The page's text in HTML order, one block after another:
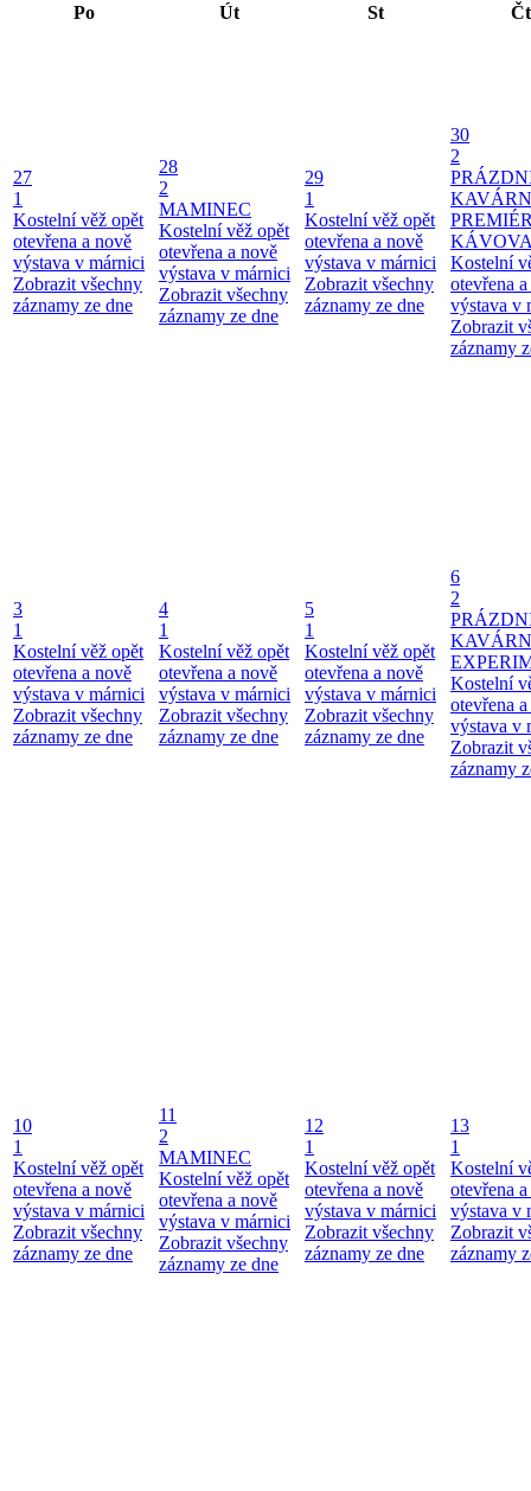
Po
Út St Čt
27
1
Kostelní věž opět
otevřena a nově
výstava v márnici
Zobrazit všechny
záznamy ze dne
28
2
MAMINEC
Kostelní věž opět
otevřena a nově
výstava v márnici
Zobrazit všechny
záznamy ze dne
29
1
Kostelní věž opět
otevřena a nově
výstava v márnici
Zobrazit všechny
záznamy ze dne
30
2
Kostelní
otevřena
výstava v
Zobrazit
záznamy
3
1
Kostelní věž opět
otevřena a nově
výstava v márnici
Zobrazit všechny
záznamy ze dne
4
1
Kostelní věž opět
otevřena a nově
výstava v márnici
Zobrazit všechny
záznamy ze dne
5
1
Kostelní věž opět
otevřena a nově
výstava v márnici
Zobrazit všechny
záznamy ze dne
6
2
Kostelní
otevřena
výstava v
Zobrazit
záznamy
10
1
Kostelní věž opět
otevřena a nově
výstava v márnici
Zobrazit všechny
záznamy ze dne
11
2
MAMINEC
Kostelní věž opět
otevřena a nově
výstava v márnici
Zobrazit všechny
záznamy ze dne
12
1
Kostelní věž opět
otevřena a nově
výstava v márnici
Zobrazit všechny
záznamy ze dne
13
1
Kostelní
otevřena
výstava v
Zobrazit
záznamy